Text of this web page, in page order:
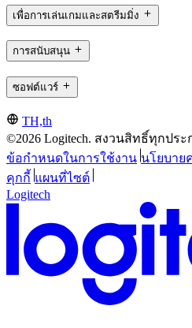
เพื่อการเล่นเกมและสตรีมมิ่ง
การสนับสนุน
ซอฟต์แวร์
TH,th
©2026 Logitech. สงวนสิทธิ์ทุกประ
ข้อกำหนดในการใช้งาน นโยบาย
คุกกี้ แผนที่ไซต์
Logitech